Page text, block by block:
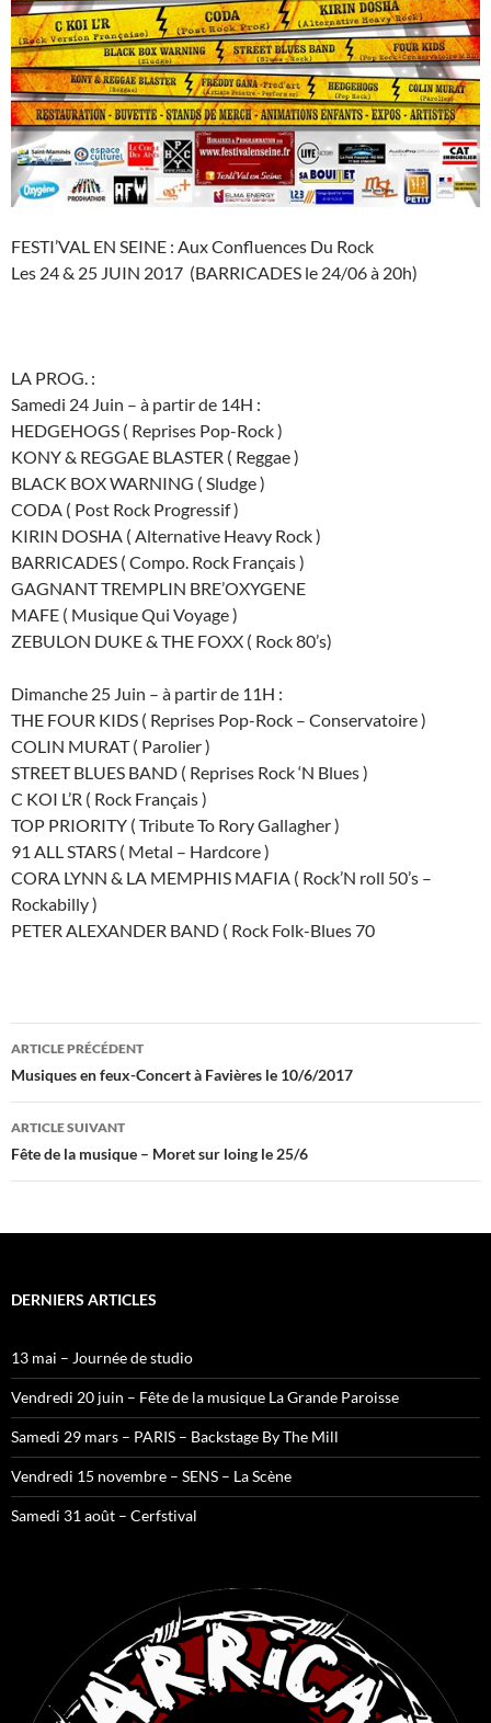
FESTI’VAL EN SEINE : Aux Confluences Du Rock
Les 24 & 25 JUIN 2017 (BARRICADES le 24/06 à 20h)
LA PROG. :
Samedi 24 Juin – à partir de 14H :
HEDGEHOGS ( Reprises Pop-Rock )
KONY & REGGAE BLASTER ( Reggae )
BLACK BOX WARNING ( Sludge )
CODA ( Post Rock Progressif )
KIRIN DOSHA ( Alternative Heavy Rock )
BARRICADES ( Compo. Rock Français )
GAGNANT TREMPLIN BRE’OXYGENE
MAFE ( Musique Qui Voyage )
ZEBULON DUKE & THE FOXX ( Rock 80’s)
Dimanche 25 Juin – à partir de 11H :
THE FOUR KIDS ( Reprises Pop-Rock – Conservatoire )
COLIN MURAT ( Parolier )
STREET BLUES BAND ( Reprises Rock ‘N Blues )
C KOI L’R ( Rock Français )
TOP PRIORITY ( Tribute To Rory Gallagher )
91 ALL STARS ( Metal – Hardcore )
CORA LYNN & LA MEMPHIS MAFIA ( Rock’N roll 50’s –
Rockabilly )
PETER ALEXANDER BAND ( Rock Folk-Blues 70
Navigation
des
articles
ARTICLE PRÉCÉDENT
Musiques en feux-Concert à Favières le 10/6/2017
ARTICLE SUIVANT
Fête de la musique – Moret sur loing le 25/6
DERNIERS ARTICLES
13 mai – Journée de studio
Vendredi 20 juin – Fête de la musique La Grande Paroisse
Samedi 29 mars – PARIS – Backstage By The Mill
Vendredi 15 novembre – SENS – La Scène
Samedi 31 août – Cerfstival